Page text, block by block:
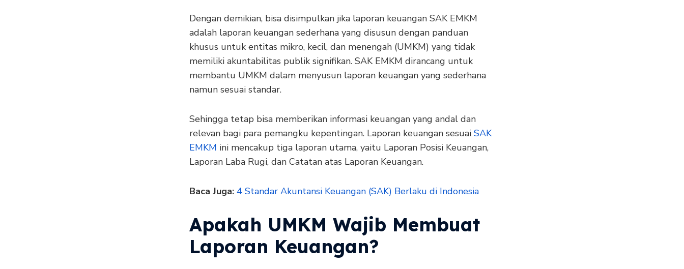
Dengan demikian, bisa disimpulkan jika laporan keuangan SAK EMKM
adalah laporan keuangan sederhana yang disusun dengan panduan
khusus untuk entitas mikro, kecil, dan menengah (UMKM) yang tidak
memiliki akuntabilitas publik signifikan. SAK EMKM dirancang untuk
membantu UMKM dalam menyusun laporan keuangan yang sederhana
namun sesuai standar.
Sehingga tetap bisa memberikan informasi keuangan yang andal dan
relevan bagi para pemangku kepentingan. Laporan keuangan sesuai SAK
EMKM ini mencakup tiga laporan utama, yaitu Laporan Posisi Keuangan,
Laporan Laba Rugi, dan Catatan atas Laporan Keuangan.
Baca Juga: 4 Standar Akuntansi Keuangan (SAK) Berlaku di Indonesia
Apakah UMKM Wajib Membuat
Laporan Keuangan?